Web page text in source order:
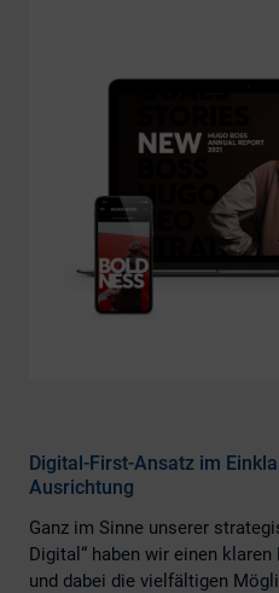
Digital-First-Ansatz im
Ausrichtung
Ganz im Sinne unserer
Digital“ haben wir einen
und dabei die vielfältigen